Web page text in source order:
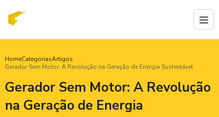
HomeCategoriasArtigos
Gerador Sem Motor: A Revolução na Geração de Energia Sustentável
Gerador Sem Motor: A Revolução
na Geração de Energia